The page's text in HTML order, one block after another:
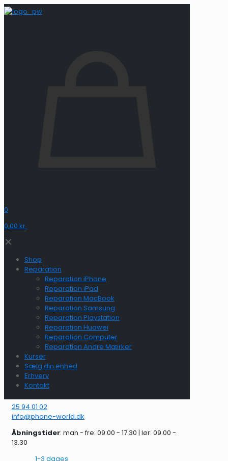
0
0,00 kr.
✕
Shop
Reparation
Reparation iPhone
Reparation iPad
Reparation MacBook
Reparation Samsung
Reparation Playstation
Reparation Huawei
Reparation Computer
Reparation Andre Mærker
Kurser
Sælg din enhed
Erhverv
Kontakt
25 94 01 02
info@phone-world.dk
Åbningstider: man - fre: 09.00 - 17.30 | lør: 09.00 -
13.30
1-3 dages